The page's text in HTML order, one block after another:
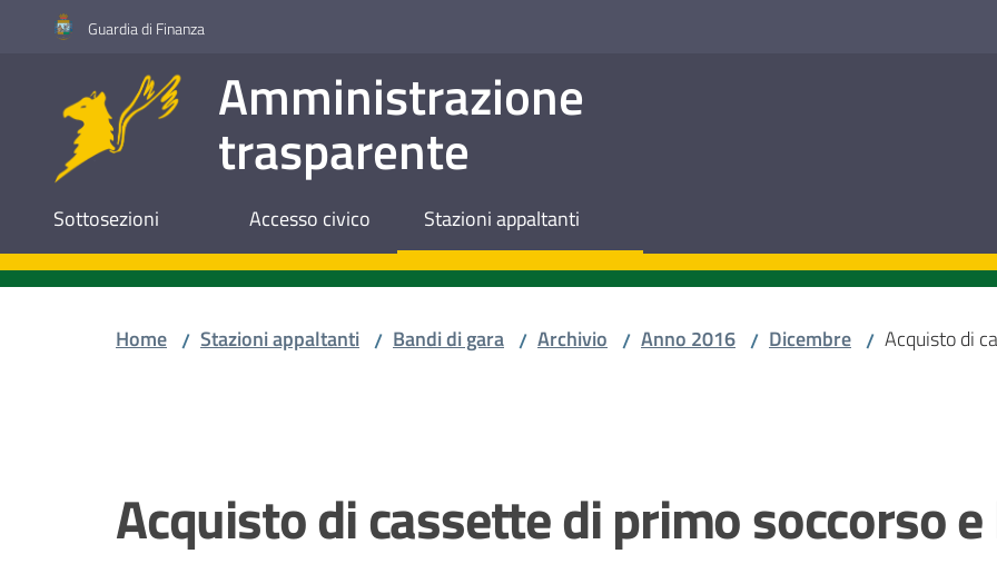
Vai al contenuto
Vai alla navigazione
Vai al footerGuardia di Finanza
Amministrazione
trasparente
Sottosezioni Accesso civico Stazioni appaltanti
Home / Stazioni appaltanti / Bandi di gara / Archivio / Anno 2016 / Dicembre / Acquisto di
Acquisto di cassette di primo soccorso